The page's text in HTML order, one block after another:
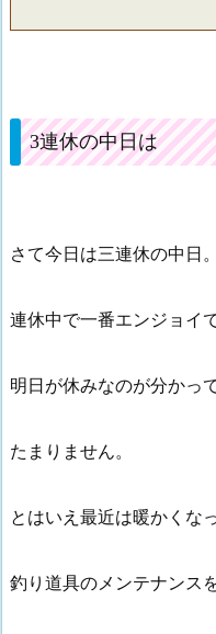
3連休の中日は
さて今日は三連休の中日。
連休中で一番エンジョイ
明日が休みなのが分かっ
たまりません。
とはいえ最近は暖かくな
釣り道具のメンテナンス